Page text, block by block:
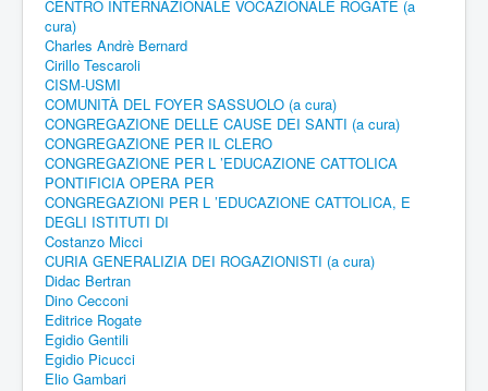
CENTRO INTERNAZIONALE VOCAZIONALE ROGATE (a
cura)
Charles Andrè Bernard
Cirillo Tescaroli
CISM-USMI
COMUNITÀ DEL FOYER SASSUOLO (a cura)
CONGREGAZIONE DELLE CAUSE DEI SANTI (a cura)
CONGREGAZIONE PER IL CLERO
CONGREGAZIONE PER L ’EDUCAZIONE CATTOLICA
PONTIFICIA OPERA PER
CONGREGAZIONI PER L ’EDUCAZIONE CATTOLICA, E
DEGLI ISTITUTI DI
Costanzo Micci
CURIA GENERALIZIA DEI ROGAZIONISTI (a cura)
Didac Bertran
Dino Cecconi
Editrice Rogate
Egidio Gentili
Egidio Picucci
Elio Gambari